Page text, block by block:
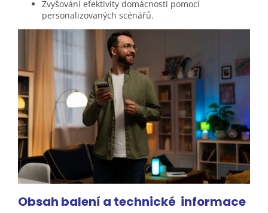
Zvyšování efektivity domácnosti pomocí
personalizovaných scénářů.
Obsah balení a technické informace